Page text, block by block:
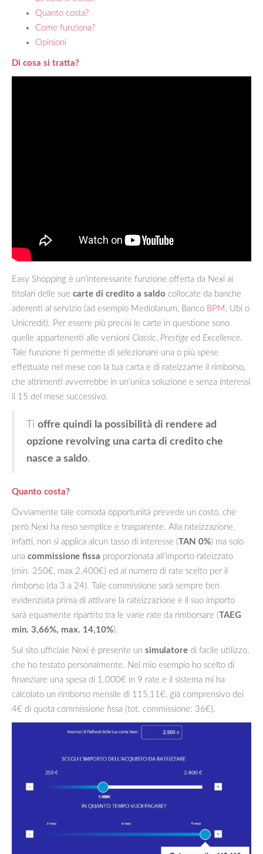
Quanto costa?
Come funziona?
Opinioni
Di cosa si tratta?
Easy Shopping è un’interessante funzione offerta da Nexi ai
titolari delle sue carte di credito a saldo collocate da banche
aderenti al servizio (ad esempio Mediolanum, Banco BPM , Ubi o
Unicredit). Per essere più precisi le carte in questione sono
quelle appartenenti alle versioni Classic, Prestige ed Excellence.
Tale funzione ti permette di selezionare una o più spese
effettuate nel mese con la tua carta e di rateizzarne il rimborso,
che altrimenti avverrebbe in un’unica soluzione e senza interessi
il 15 del mese successivo.
Ti offre quindi la possibilità di rendere ad
opzione revolving una carta di credito che
nasce a saldo.
Quanto costa?
Ovviamente tale comoda opportunità prevede un costo, che
però Nexi ha reso semplice e trasparente. Alla rateizzazione,
infatti, non si applica alcun tasso di interesse (TAN 0%) ma solo
una commissione fissa proporzionata all’importo rateizzato
(min. 250€, max 2.400€) ed al numero di rate scelto per il
rimborso (da 3 a 24). Tale commissione sarà sempre ben
evidenziata prima di attivare la rateizzazione e il suo importo
sarà equamente ripartito tra le varie rate da rimborsare (TAEG
min. 3,66%, max. 14,10%).
Sul sito ufficiale Nexi è presente un simulatore di facile utilizzo,
che ho testato personalmente. Nel mio esempio ho scelto di
finanziare una spesa di 1.000€ in 9 rate e il sistema mi ha
calcolato un rimborso mensile di 115,11€, già comprensivo dei
4€ di quota commissione fissa (tot. commissione: 36€).